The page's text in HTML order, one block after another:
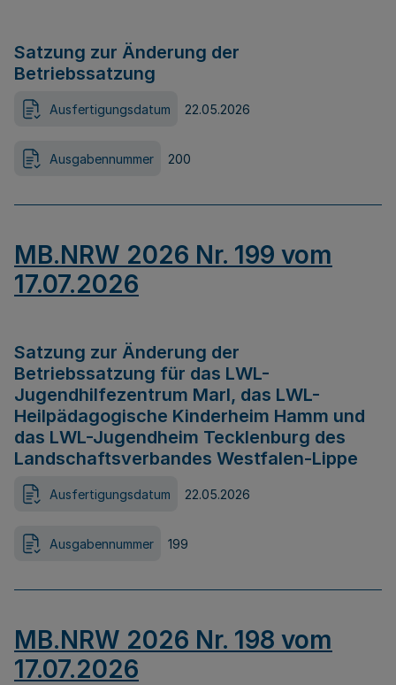
Satzung zur Änderung der
Betriebssatzung
Ausfertigungsdatum 22.05.2026
Ausgabennummer 200
MB.NRW 2026 Nr. 199 vom
17.07.2026
Satzung zur Änderung der
Betriebssatzung für das LWL-
Jugendhilfezentrum Marl, das LWL-
Heilpädagogische Kinderheim Hamm und
das LWL-Jugendheim Tecklenburg des
Landschaftsverbandes Westfalen-Lippe
Ausfertigungsdatum 22.05.2026
Ausgabennummer 199
MB.NRW 2026 Nr. 198 vom
17.07.2026